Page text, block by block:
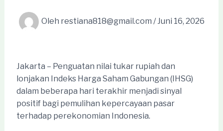
Oleh restiana818@gmail.com /Juni 16, 2026
Jakarta – Penguatan nilai tukar rupiah dan
lonjakan Indeks Harga Saham Gabungan (IHSG)
dalam beberapa hari terakhir menjadi sinyal
positif bagi pemulihan kepercayaan pasar
terhadap perekonomian Indonesia.